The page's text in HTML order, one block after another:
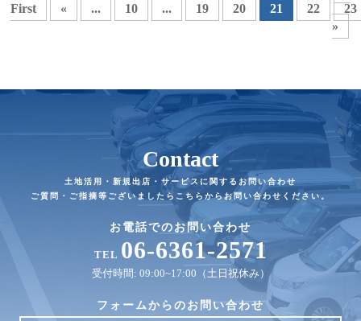
First
« ... 10 ... 19 20 21 22
23
»
Contact
土地活用・新規出店・サービスに関するお問い合わせ
ご質問・ご指摘等ございましたらこちらからお問い合わせください。
お電話でのお問い合わせ
TEL 06-6361-2571
受付時間: 09:00~17:00（土日祝休み）
フォームからのお問い合わせ